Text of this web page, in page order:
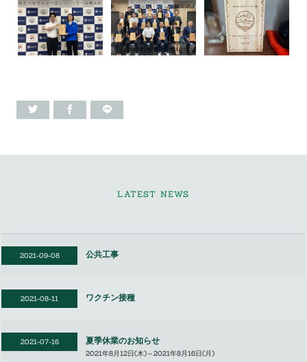
LATEST NEWS
2021-09-08 公共工事
2021-08-11 ワクチン接種
2021-07-16 夏季休業のお知らせ
2021年8月12日(木)～2021年8月16日(月)